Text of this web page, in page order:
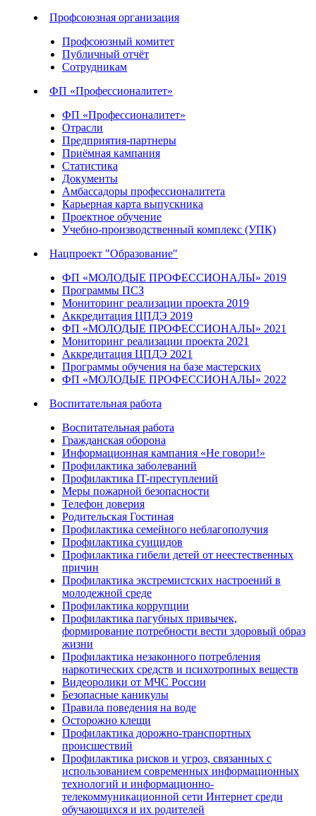
Профсоюзная организация
Профсоюзный комитет
Публичный отчёт
Сотрудникам
ФП «Профессионалитет»
ФП «Профессионалитет»
Отрасли
Предприятия-партнеры
Приёмная кампания
Статистика
Документы
Амбассадоры профессионалитета
Карьерная карта выпускника
Проектное обучение
Учебно-производственный комплекс (УПК)
Нацпроект "Образование"
ФП «МОЛОДЫЕ ПРОФЕССИОНАЛЫ» 2019
Программы ПСЗ
Мониторинг реализации проекта 2019
Аккредитация ЦПДЭ 2019
ФП «МОЛОДЫЕ ПРОФЕССИОНАЛЫ» 2021
Мониторинг реализации проекта 2021
Аккредитация ЦПДЭ 2021
Программы обучения на базе мастерских
ФП «МОЛОДЫЕ ПРОФЕССИОНАЛЫ» 2022
Воспитательная работа
Воспитательная работа
Гражданская оборона
Информационная кампания «Не говори!»
Профилактика заболеваний
Профилактика IT-преступлений
Меры пожарной безопасности
Телефон доверия
Родительская Гостиная
Профилактика семейного неблагополучия
Профилактика суицидов
Профилактика гибели детей от неестественных
причин
Профилактика экстремистских настроений в
молодежной среде
Профилактика коррупции
Профилактика пагубных привычек,
формирование потребности вести здоровый образ
жизни
Профилактика незаконного потребления
наркотических средств и психотропных веществ
Видеоролики от МЧС России
Безопасные каникулы
Правила поведения на воде
Осторожно клещи
Профилактика дорожно-транспортных
происшествий
Профилактика рисков и угроз, связанных с
использованием современных информационных
технологий и информационно-
телекоммуникационной сети Интернет среди
обучающихся и их родителей